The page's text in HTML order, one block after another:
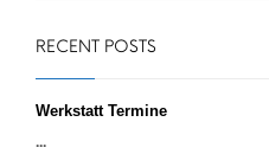
RECENT POSTS
Werkstatt Termine
...